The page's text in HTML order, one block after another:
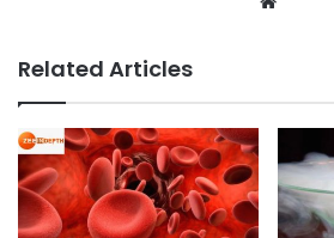
Related Articles